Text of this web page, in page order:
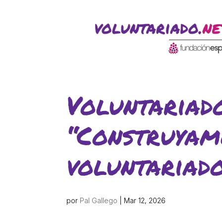
por Pal Gallego Mar 12, 2026
ACTIVITATS D'ESTIU